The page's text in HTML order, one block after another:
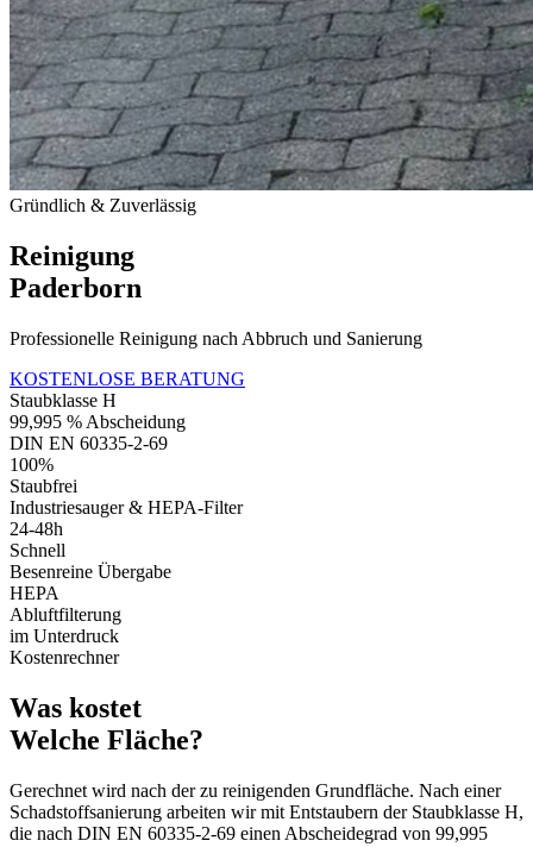
Gründlich & Zuverlässig
Reinigung
Paderborn
Professionelle Reinigung nach Abbruch und Sanierung
KOSTENLOSE BERATUNG
Staubklasse H
99,995 % Abscheidung
DIN EN 60335-2-69
100%
Staubfrei
Industriesauger & HEPA-Filter
24-48h
Schnell
Besenreine Übergabe
HEPA
Abluftfilterung
im Unterdruck
Kostenrechner
Was kostet
Welche Fläche?
Gerechnet wird nach der zu reinigenden Grundfläche. Nach einer
Schadstoffsanierung arbeiten wir mit Entstaubern der Staubklasse H,
die nach DIN EN 60335-2-69 einen Abscheidegrad von 99,995